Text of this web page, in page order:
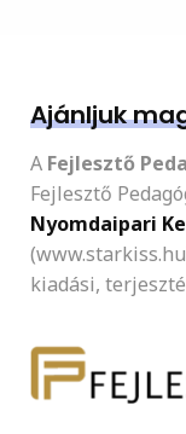
Ajánljuk
A Fejlesztő
Fejlesztő
Nyomdaipari
kiadási,